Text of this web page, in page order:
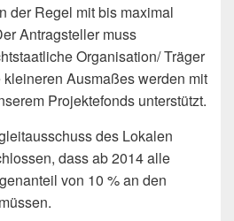
der Regel mit bis maximal
Antragsteller muss
Organisation/ Träger
Ausmaßes werden mit
Projektefonds unterstützt.
des Lokalen
dass ab 2014 alle
von 10 % an den